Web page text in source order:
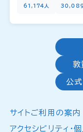
61,174人 30,089
敦
公
サイトご利用の案内
アクセシビリティ・